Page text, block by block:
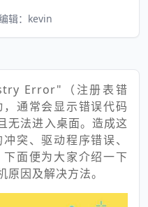
辑：kevin
Error"（注册表错
通常会显示错误代码
无法进入桌面。造成这
突、驱动程序错误、
面便为大家介绍一下
原因及解决方法。